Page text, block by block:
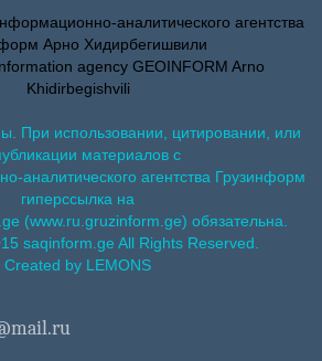
аналитического агентства
Арно Хидирбегишвили
agency GEOINFORM Arno
Khidirbegishvili
При использовании, цитировании, или
материалов с
аналитического агентства Грузинформ
гиперссылка на
(www.ru.gruzinform.ge) обязательна.
saqinform.ge All Rights Reserved.
Created by LEMONS